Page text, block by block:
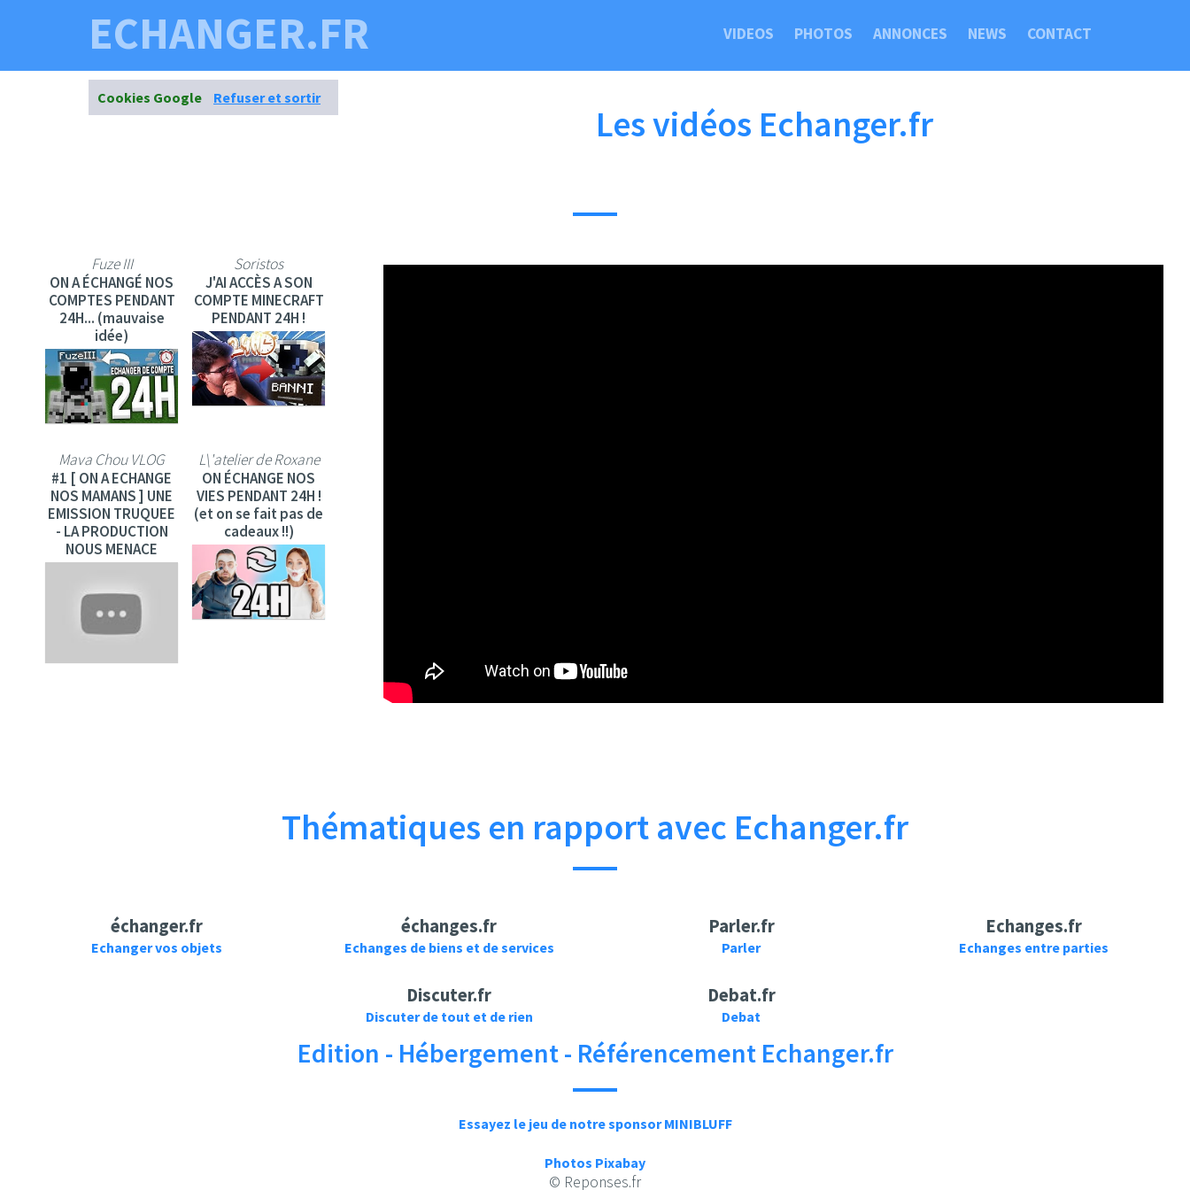
Cookies Google Refuser et sortir
ECHANGER.FR VIDEOS PHOTOS ANNONCES NEWS CONTACT
Les vidéos Echanger.fr
Fuze III
ON A ÉCHANGÉ NOS
COMPTES PENDANT
24H... (mauvaise
idée)
Soristos
J'AI ACCÈS A SON
COMPTE MINECRAFT
PENDANT 24H !
Mava Chou VLOG
#1 [ ON A ECHANGE
NOS MAMANS ] UNE
EMISSION TRUQUEE
- LA PRODUCTION
NOUS MENACE
L\'atelier de Roxane
ON ÉCHANGE NOS
VIES PENDANT 24H !
(et on se fait pas de
cadeaux !!)
Falew
ASTUCES pour
ÉCHANGER sur
Samytomukubua le
MBOKA.,FERRE,FALL
Y,KOFFI,WERRA SON.
Thématiques en rapport avec Echanger.fr
échanger.fr
Echanger vos objets
échanges.fr
Echanges de biens et de services
Parler.fr
Parler
Echanges.fr
Echanges entre parties
Discuter.fr
Discuter de tout et de rien
Debat.fr
Debat
Edition - Hébergement - Référencement Echanger.fr
Essayez le jeu de notre sponsor MINIBLUFF
Photos Pixabay
© Reponses.fr